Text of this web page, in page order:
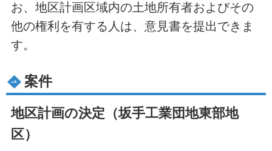
お、地区計画区域内の土地所有者およびその
他の権利を有する人は、意見書を提出できま
す。
案件
地区計画の決定（坂手工業団地東部地
区）